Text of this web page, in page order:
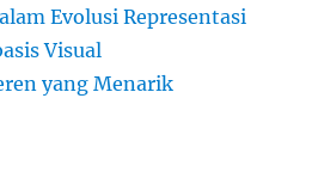
Evolusi Representasi
Visual
yang Menarik